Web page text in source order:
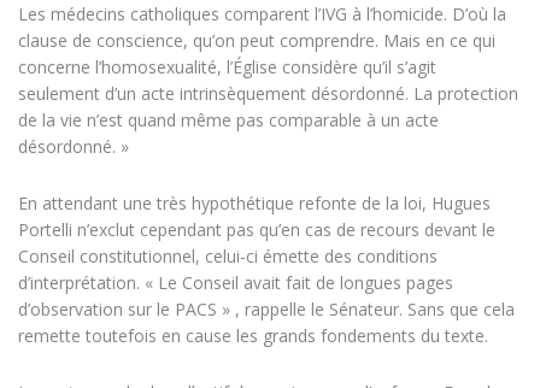
Les médecins catholiques comparent l’IVG à l’homicide. D’où la
clause de conscience, qu’on peut comprendre. Mais en ce qui
concerne l’homosexualité, l’Église considère qu’il s’agit
seulement d’un acte intrinsèquement désordonné. La protection
de la vie n’est quand même pas comparable à un acte
désordonné. »
En attendant une très hypothétique refonte de la loi, Hugues
Portelli n’exclut cependant pas qu’en cas de recours devant le
Conseil constitutionnel, celui-ci émette des conditions
d’interprétation. « Le Conseil avait fait de longues pages
d’observation sur le PACS » , rappelle le Sénateur. Sans que cela
remette toutefois en cause les grands fondements du texte.